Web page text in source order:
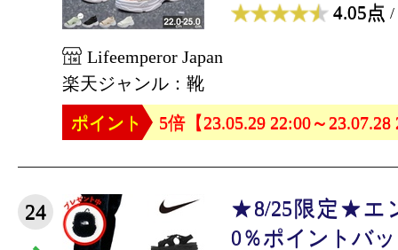
4.05点 /
Lifeemperor Japan
楽天ジャンル：靴
ポイント
5倍【23.05.29 22:00～23.07.28
24
★8/25限定★エ
0％ポイントバ